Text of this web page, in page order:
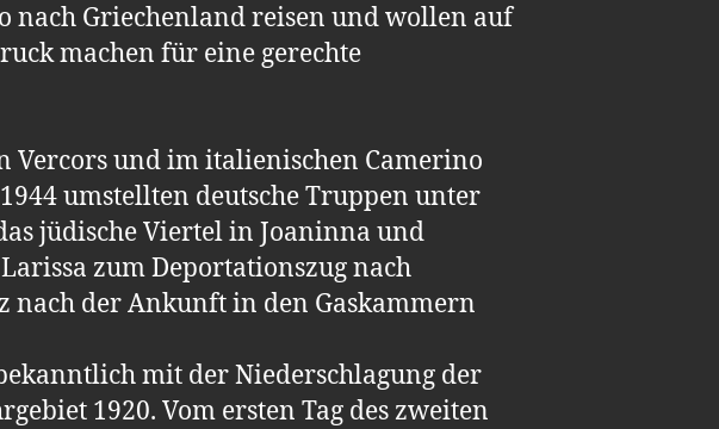
nach Griechenland reisen und wollen auf
machen für eine gerechte
Vercors und im italienischen Camerino
umstellten deutsche Truppen unter
jüdische Viertel in Joaninna und
zum Deportationszug nach
nach der Ankunft in den Gaskammern
mit der Niederschlagung der
1920. Vom ersten Tag des zweiten